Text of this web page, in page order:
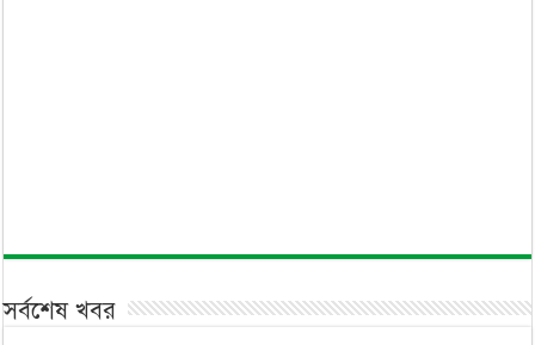
সর্বশেষ খবর